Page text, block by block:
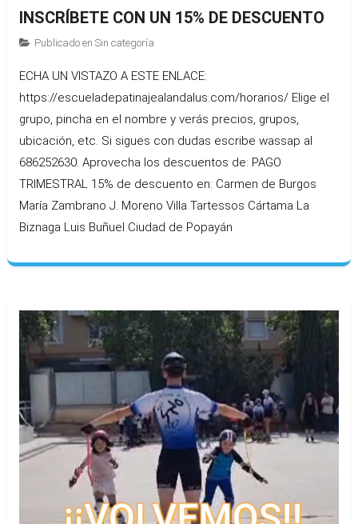
INSCRÍBETE CON UN 15% DE DESCUENTO
Publicado en Sin categoría
ECHA UN VISTAZO A ESTE ENLACE:
https://escueladepatinajealandalus.com/horarios/ Elige el
grupo, pincha en el nombre y verás precios, grupos,
ubicación, etc. Si sigues con dudas escribe wassap al
686252630. Aprovecha los descuentos de: PAGO
TRIMESTRAL 15% de descuento en: Carmen de Burgos
María Zambrano J. Moreno Villa Tartessos Cártama La
Biznaga Luis Buñuel Ciudad de Popayán